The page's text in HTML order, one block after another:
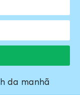
da manhã